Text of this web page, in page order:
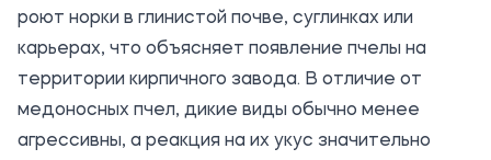
роют норки в глинистой почве, суглинках или
карьерах, что объясняет появление пчелы на
территории кирпичного завода. В отличие от
медоносных пчел, дикие виды обычно менее
агрессивны, а реакция на их укус значительно